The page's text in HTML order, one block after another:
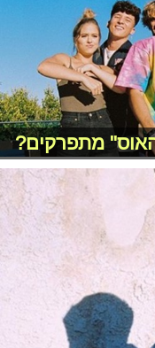
מתפרקים?